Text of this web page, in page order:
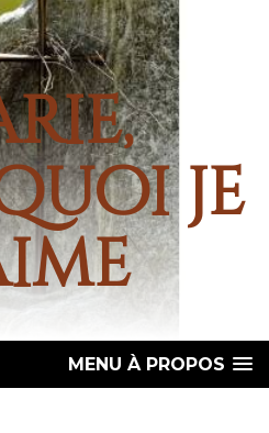
je
MENU À PROPOS